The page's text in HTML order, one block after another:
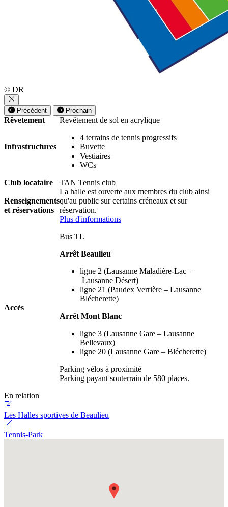
© DR
Précédent Prochain
Rêvetement Revêtement de sol en acrylique
Infrastructures
4 terrains de tennis progressifs
Buvette
Vestiaires
WCs
Club locataire
TAN Tennis club
Renseignements
et réservations
La halle est ouverte aux membres du club ainsi
qu'au public sur certains créneaux et sur
réservation.
Plus d'informations
Accès
Bus TL
Arrêt Beaulieu
ligne 2 (Lausanne Maladière-Lac –
Lausanne Désert)
ligne 21 (Paudex Verrière – Lausanne
Blécherette)
Arrêt Mont Blanc
ligne 3 (Lausanne Gare – Lausanne
Bellevaux)
ligne 20 (Lausanne Gare – Blécherette)
Parking vélos à proximité
Parking payant souterrain de 580 places.
En relation
Les Halles sportives de Beaulieu
Tennis-Park